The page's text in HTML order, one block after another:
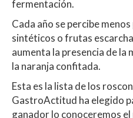
fermentación.
Cada año se percibe
sintéticos o frutas
aumenta la presencia de la
la naranja confitada.
Esta es la lista de los
GastroActitud ha elegido
ganador lo conoceremos